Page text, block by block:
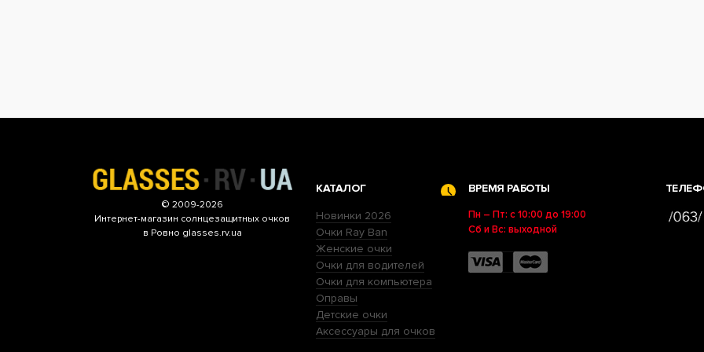
© 2009-2026
Интернет-магазин солнцезащитных очков
в Ровно glasses.rv.ua
КАТАЛОГ
Новинки 2026
Очки Ray Ban
Женские очки
Очки для водителей
Очки для компьютера
Оправы
Детские очки
Аксессуары для очков
ВРЕМЯ РАБОТЫ
Пн – Пт: с 10:00 до 19:00
Сб и Вс: выходной